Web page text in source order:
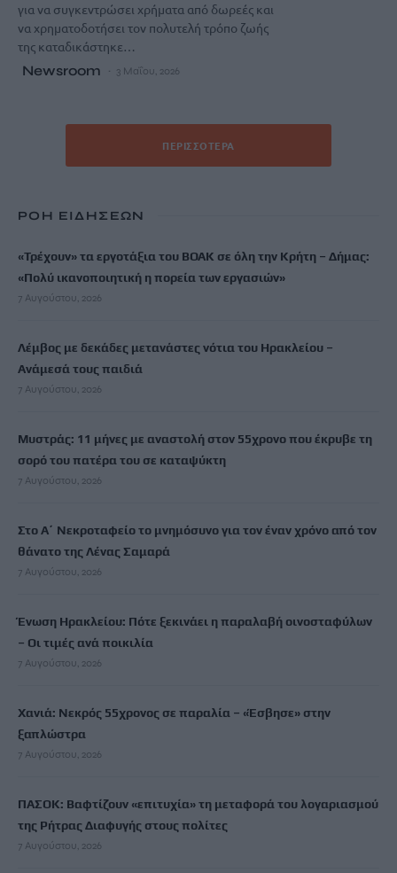
για να συγκεντρώσει χρήματα από δωρεές και
να χρηματοδοτήσει τον πολυτελή τρόπο ζωής
της καταδικάστηκε…
Newsroom 3 Μαΐου, 2026
ΠΕΡΙΣΣΌΤΕΡΑ
ΡΟΗ ΕΙΔΗΣΕΩΝ
«Τρέχουν» τα εργοτάξια του ΒΟΑΚ σε όλη την Κρήτη – Δήμας:
«Πολύ ικανοποιητική η πορεία των εργασιών»
7 Αυγούστου, 2026
Λέμβος με δεκάδες μετανάστες νότια του Ηρακλείου –
Ανάμεσά τους παιδιά
7 Αυγούστου, 2026
Μυστράς: 11 μήνες με αναστολή στον 55χρονο που έκρυβε τη
σορό του πατέρα του σε καταψύκτη
7 Αυγούστου, 2026
Στο Α΄ Νεκροταφείο το μνημόσυνο για τον έναν χρόνο από τον
θάνατο της Λένας Σαμαρά
7 Αυγούστου, 2026
Ένωση Ηρακλείου: Πότε ξεκινάει η παραλαβή οινοσταφύλων
– Οι τιμές ανά ποικιλία
7 Αυγούστου, 2026
Χανιά: Νεκρός 55χρονος σε παραλία – «Έσβησε» στην
ξαπλώστρα
7 Αυγούστου, 2026
ΠΑΣΟΚ: Βαφτίζουν «επιτυχία» τη μεταφορά του λογαριασμού
της Ρήτρας Διαφυγής στους πολίτες
7 Αυγούστου, 2026